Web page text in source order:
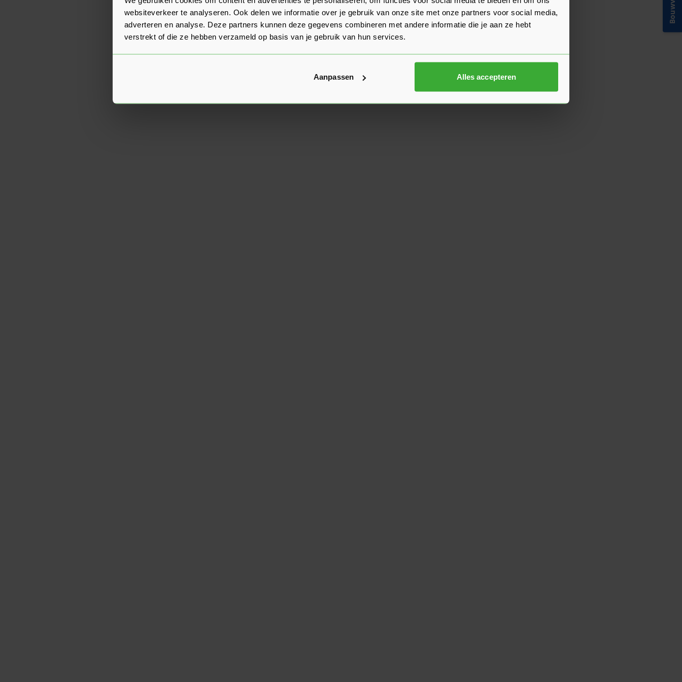
websiteverkeer te analyseren. Ook delen we informatie over je gebruik van onze site met onze partners voor social media,
adverteren en analyse. Deze partners kunnen deze gegevens combineren met andere informatie die je aan ze hebt
verstrekt of die ze hebben verzameld op basis van je gebruik van hun services.
Aanpassen Alles accepteren